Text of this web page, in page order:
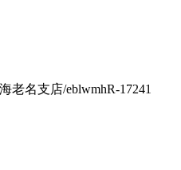
老名支店/eblwmhR-17241